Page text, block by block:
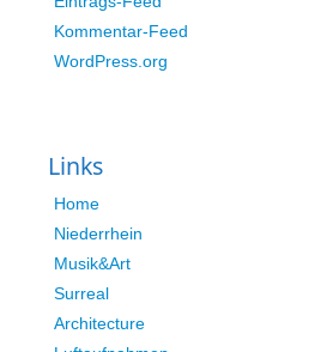
Kommentar-Feed
WordPress.org
Links
Home
Niederrhein
Musik&Art
Surreal
Architecture